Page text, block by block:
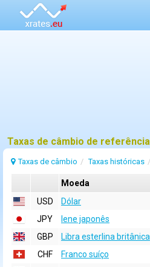
Taxas de câmbio Taxas históricas
Moeda
USD
Dólar
JPY
Iene japonês
GBP
Libra esterlina britânica
CHF
Franco suíço